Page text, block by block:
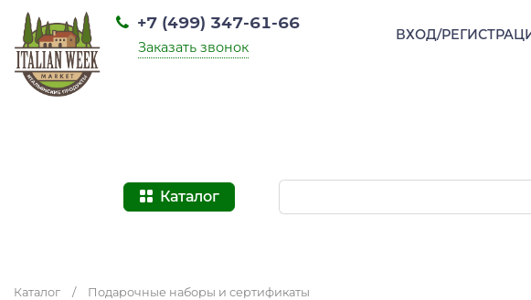
+7 (499) 347-61-66
Заказать звонок
ВХОД/
Каталог
Каталог / Подарочные наборы и сертификаты